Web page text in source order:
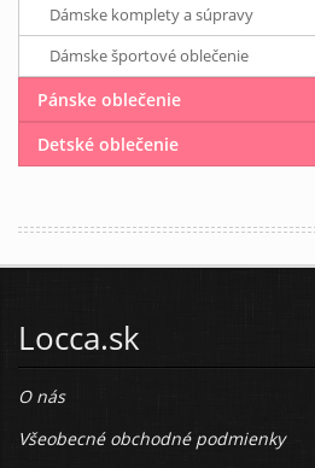
Dámske komplety a súpravy
Dámske športové oblečenie
Pánske oblečenie
Detské oblečenie
Locca.sk
O nás
Všeobecné obchodné podmienky